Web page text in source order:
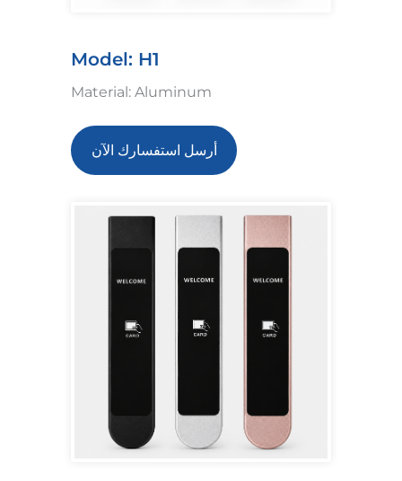
Model: H1
Material: Aluminum
أرسل استفسارك الآن